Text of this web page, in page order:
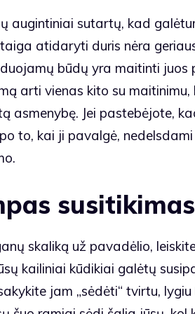
augintiniai sutartų, kad
atidaryti duris nėra
būdų yra maitinti juos
arti vienas kito su
asmenybę. Jei pastebėjote,
to, kai ji pavalgė,
skaliką už pavadėlio,
kailiniai kūdikiai galėtų
jam „sėdėti“ tvirtu,